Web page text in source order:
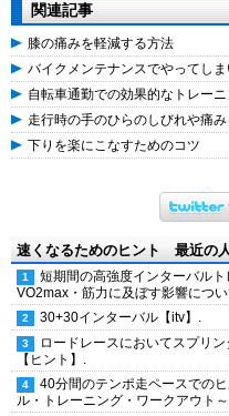
関連記事
膝の痛みを軽減する方法
バイクメンテナンスでやってし
自転車通勤での効果的なトレー
走行時の手のひらのしびれや痛
下りを楽にこなすためのコツ
速くなるためのヒント 最近の
短期間の高強度インターバル
VO2max・筋力に及ぼす影響につ
30+30インターバル【itv】.
ロードレースにおいてスプリ
【ヒント】.
40分間のテンポ走ペースでの
ル・トレーニング・ワークアウト